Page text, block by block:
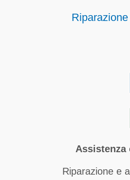
Assistenza
Riparazione e